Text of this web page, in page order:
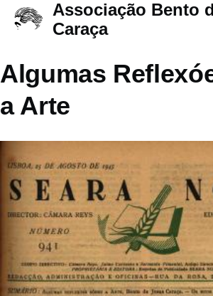
Passar para o conteúdo principal
Associação Bento
Caraça
Algumas
a Arte